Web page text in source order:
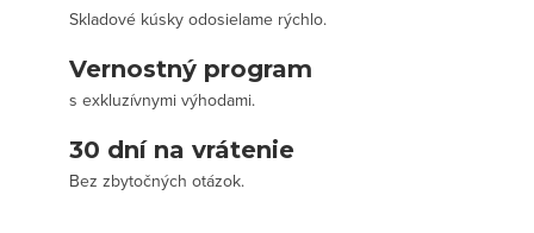
Skladové kúsky odosielame rýchlo.
Vernostný program
s exkluzívnymi výhodami.
30 dní na vrátenie
Bez zbytočných otázok.